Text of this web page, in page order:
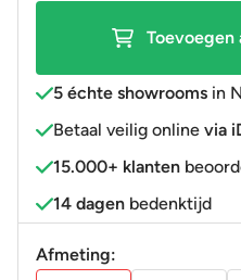
Toevoegen
5 échte showrooms in
Betaal veilig online via
15.000+ klanten
14 dagen bedenktijd
Afmeting: